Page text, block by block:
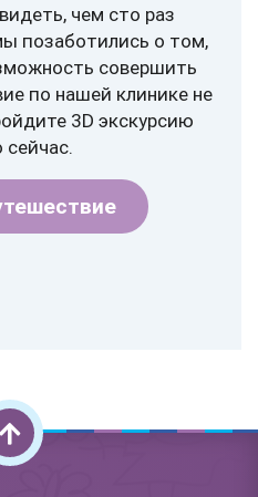
чем сто раз
позаботились о том,
совершить
по нашей клинике не
3D экскурсию
сейчас.